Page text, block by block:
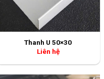
Thanh U 50×30
Liên hệ